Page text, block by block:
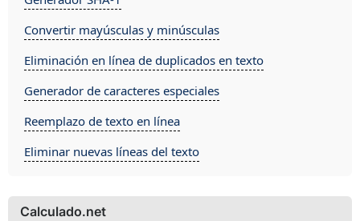
Convertir mayúsculas y minúsculas
Eliminación en línea de duplicados en texto
Generador de caracteres especiales
Reemplazo de texto en línea
Eliminar nuevas líneas del texto
Calculado.net